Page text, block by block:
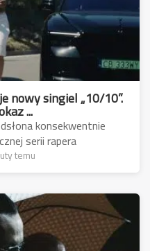
nowy singiel „10/10”.
...
konsekwentnie
serii rapera
temu